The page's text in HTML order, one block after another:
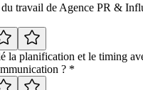
travail de Agence PR &
la planification et le timing
? *